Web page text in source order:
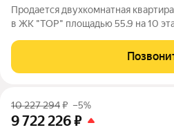
Продается двухкомнатная
в ЖК "ТОР" площадью 55.9 на 10
повышенный уровень комфортности комфорт плюс.
подразумевает светлые просторные
10 227 294₽ –5%
9 722 226₽